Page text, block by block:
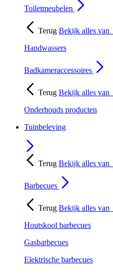
Toiletmeubelen
Terug Bekijk alles van
Handwassers
Badkameraccessoires
Terug Bekijk alles van
Onderhouds producten
Tuinbeleving
Terug Bekijk alles van
Barbecues
Terug Bekijk alles van
Houtskool barbecues
Gasbarbecues
Elektrische barbecues